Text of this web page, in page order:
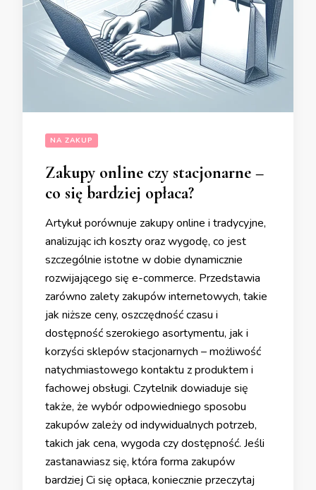
NA ZAKUP
Zakupy online czy stacjonarne –
co się bardziej opłaca?
Artykuł porównuje zakupy online i tradycyjne,
analizując ich koszty oraz wygodę, co jest
szczególnie istotne w dobie dynamicznie
rozwijającego się e-commerce. Przedstawia
zarówno zalety zakupów internetowych, takie
jak niższe ceny, oszczędność czasu i
dostępność szerokiego asortymentu, jak i
korzyści sklepów stacjonarnych – możliwość
natychmiastowego kontaktu z produktem i
fachowej obsługi. Czytelnik dowiaduje się
także, że wybór odpowiedniego sposobu
zakupów zależy od indywidualnych potrzeb,
takich jak cena, wygoda czy dostępność. Jeśli
zastanawiasz się, która forma zakupów
bardziej Ci się opłaca, koniecznie przeczytaj